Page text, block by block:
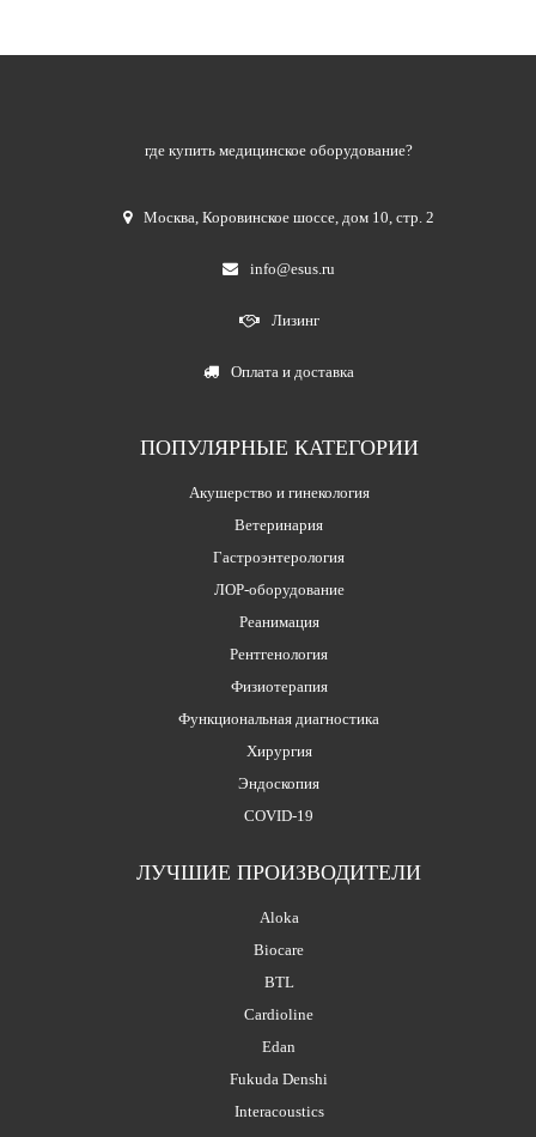
где купить медицинское оборудование?
Москва,Коровинское шоссе, дом 10, стр. 2
info@esus.ru
Лизинг
Оплата и доставка
ПОПУЛЯРНЫЕ КАТЕГОРИИ
Акушерство и гинекология
Ветеринария
Гастроэнтерология
ЛОР-оборудование
Реанимация
Рентгенология
Физиотерапия
Функциональная диагностика
Хирургия
Эндоскопия
COVID-19
ЛУЧШИЕ ПРОИЗВОДИТЕЛИ
Aloka
Biocare
BTL
Cardioline
Edan
Fukuda Denshi
Interacoustics